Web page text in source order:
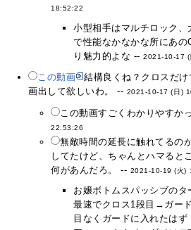
18:52:22
小型相手はマルチロック
で性能なかなかな所にあ
り魅力的よな --2021-10-17
この動画
結構良くね？クロスだ
画出して欲しいわ。 -- 2021-10-17 (日)
この動画すごくわかりやすか
22:53:26
無敵時間の延長に触れてるの
してたけど、ちゃんとハマると
何があんだろ。 -- 2021-10-19 (火)
お嬢ボトムスパッシブの
最速でクロス1段目→ガー
目なくガードに入れたは